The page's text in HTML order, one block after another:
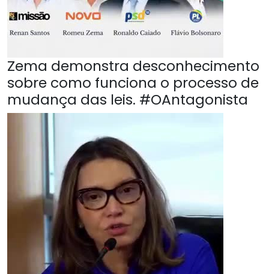
Zema demonstra desconhecimento
sobre como funciona o processo de
mudança das leis. #OAntagonista